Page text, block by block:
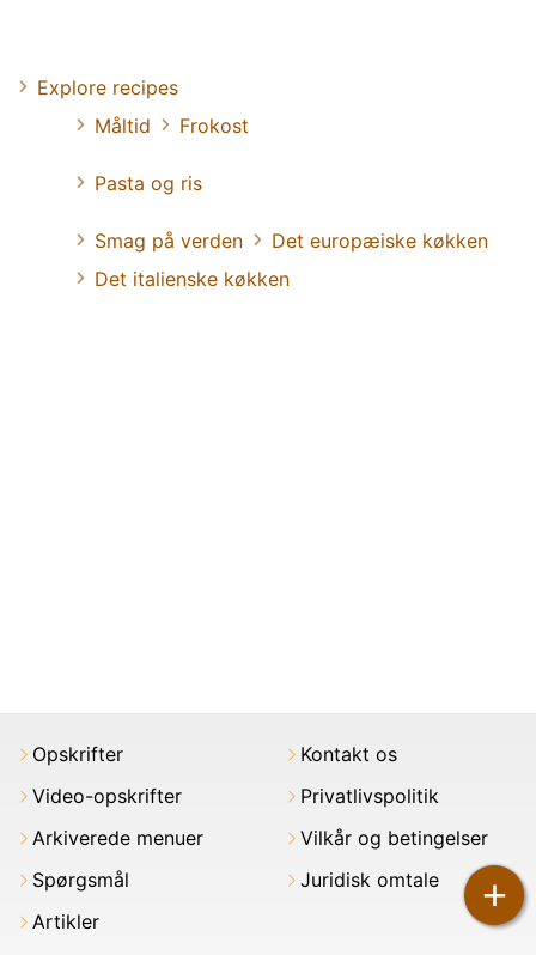
+
Explore recipes
Måltid
Frokost
Pasta og ris
Smag på verden
Det europæiske køkken
Det italienske køkken
Opskrifter
Video-opskrifter
Arkiverede menuer
Spørgsmål
Artikler
Kontakt os
Privatlivspolitik
Vilkår og betingelser
Juridisk omtale